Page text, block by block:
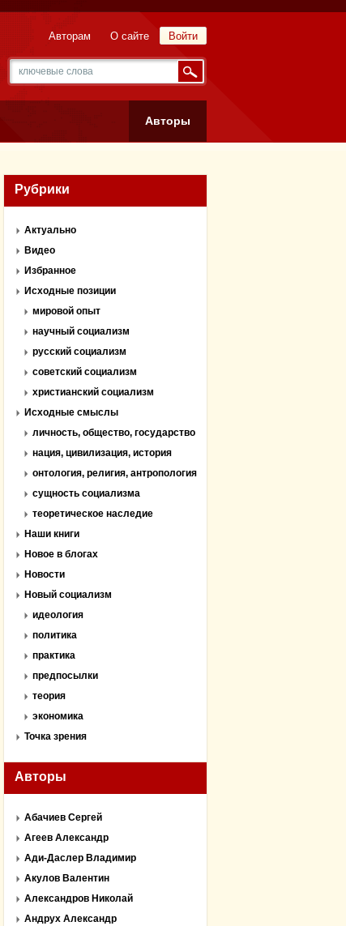
Войти
Авторам О сайте
Авторы
Рубрики
Актуально
Видео
Избранное
Исходные позиции
мировой опыт
научный социализм
русский социализм
советский социализм
христианский социализм
Исходные смыслы
личность, общество, государство
нация, цивилизация, история
онтология, религия, антропология
сущность социализма
теоретическое наследие
Наши книги
Новое в блогах
Новости
Новый социализм
идеология
политика
практика
предпосылки
теория
экономика
Точка зрения
Авторы
Абачиев Сергей
Агеев Александр
Ади-Даслер Владимир
Акулов Валентин
Александров Николай
Андрух Александр